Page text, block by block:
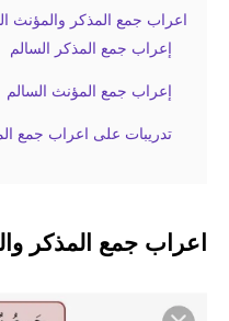
اعراب جمع المذكر والمؤنث
إعراب جمع المذكر السالم
إعراب جمع المؤنث السالم
تدريبات على اعراب جمع
اعراب جمع المذكر